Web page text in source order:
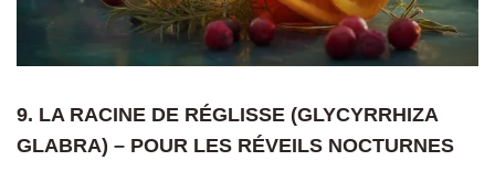
9. LA RACINE DE RÉGLISSE (GLYCYRRHIZA
GLABRA) – POUR LES RÉVEILS NOCTURNES